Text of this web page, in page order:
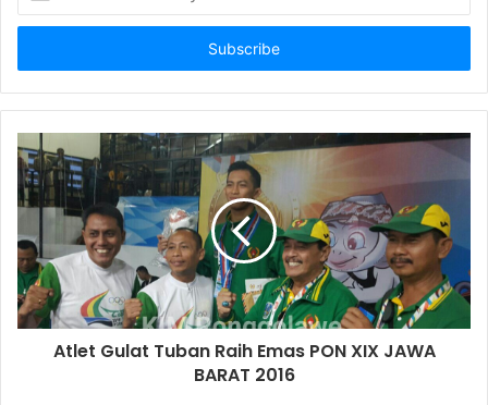
t
r
y
r
E
m
a
i
l
a
d
Atlet Gulat Tuban Raih Emas PON XIX JAWA
BARAT 2016